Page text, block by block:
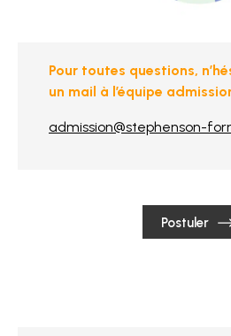
Pour toutes questions,
un mail à l’équipe
admission@stephenson-
Postuler